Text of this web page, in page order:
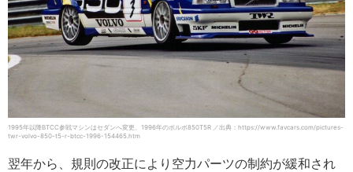
1995年以降BTCC参戦マシンはセダンへ変更、1996年のボルボ850T5R ／出典：https://www.favcars.com/pictures-
twr-volvo-850-t5-r-btcc-1996-154465.htm
翌年から、規則の改正により空力パーツの制約が緩和され